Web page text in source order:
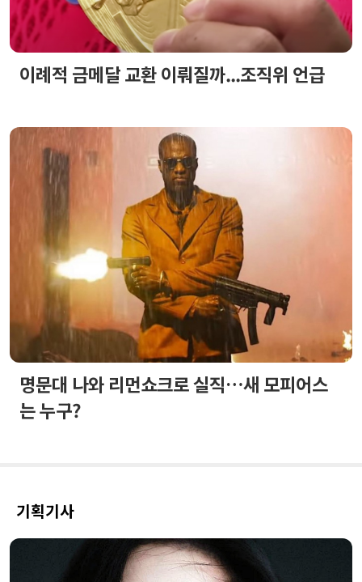
이례적 금메달 교환 이뤄질까...조직위 언급
명문대 나와 리먼쇼크로 실직…새 모피어스
는 누구?
기획기사